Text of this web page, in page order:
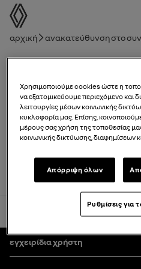
Εγχειρίδιο χρήστη
Ναυσιπλοϊκή γραμμή
Αρχική Ανακατεύθυνση στο
Λίστα
Ασφάλεια
ενεργοποίηση
συνοδηγού
Υποσέλιδο
εγχειρίδια χρήστη
Χρησιμοποιούμε cookies ώστε η
να εξατομικεύουμε περιεχόμενο και
λειτουργίες μέσων κοινωνικής
κυκλοφορία μας. Επίσης,
μέρους σας χρήση της τοποθεσίας
κοινωνικής δικτύωσης, διαφημίσεων
Απόρριψη όλων
Ρυθμίσεις για